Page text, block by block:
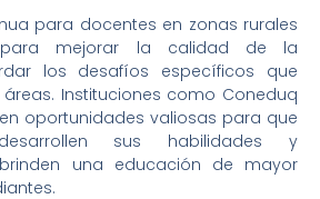
para docentes en zonas rurales
para mejorar la calidad de la
los desafíos específicos que
Instituciones como Coneduq
oportunidades valiosas para que
sus habilidades y
una educación de mayor